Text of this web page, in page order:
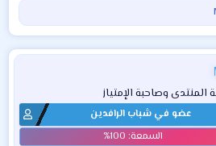
وصاحبة الإمتياز
عضو في شباب الرافدين